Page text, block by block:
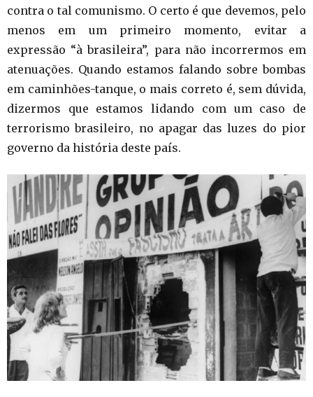
contra o tal comunismo. O certo é que devemos, pelo
menos em um primeiro momento, evitar a
expressão “à brasileira”, para não incorrermos em
atenuações. Quando estamos falando sobre bombas
em caminhões-tanque, o mais correto é, sem dúvida,
dizermos que estamos lidando com um caso de
terrorismo brasileiro, no apagar das luzes do pior
governo da história deste país.